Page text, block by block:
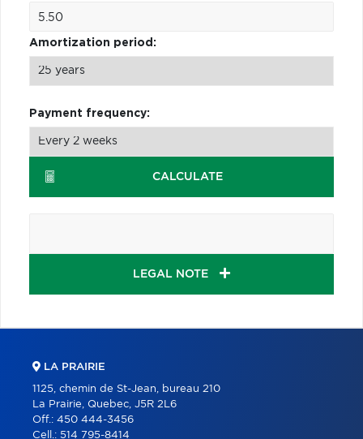
Amortization period:
Payment frequency:
CALCULATE
LEGAL NOTE
LA PRAIRIE
1125, chemin de St-Jean, bureau 210
La Prairie, Quebec, J5R 2L6
Off.: 450 444-3456
Cell.: 514 795-8414